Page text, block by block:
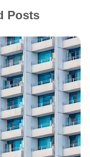
Posts